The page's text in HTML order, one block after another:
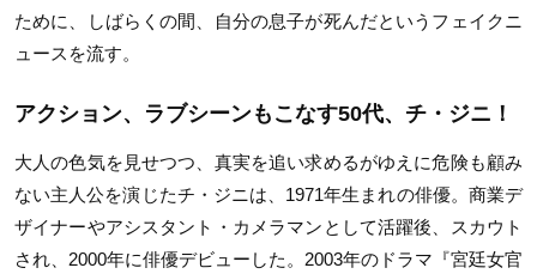
ために、しばらくの間、自分の息子が死んだというフェイクニ
ュースを流す。
アクション、ラブシーンもこなす50代、チ・ジニ！
大人の色気を見せつつ、真実を追い求めるがゆえに危険も顧み
ない主人公を演じたチ・ジニは、1971年生まれの俳優。商業デ
ザイナーやアシスタント・カメラマンとして活躍後、スカウト
され、2000年に俳優デビューした。2003年のドラマ『宮廷女官